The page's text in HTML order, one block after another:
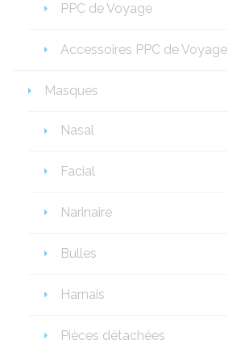
PPC de Voyage
Accessoires PPC de Voyage
Masques
Nasal
Facial
Narinaire
Bulles
Harnais
Pièces détachées